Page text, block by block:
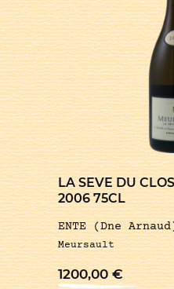
LA SEVE DU
2006 75CL
ENTE (Dne
Meursault
1200,00€